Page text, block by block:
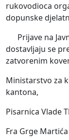
rukovodioca
dopunske
Prijave na
dostavljaju se
zatvorenim
Ministarstvo za
kantona,
Pisarnica Vlade
Fra Grge